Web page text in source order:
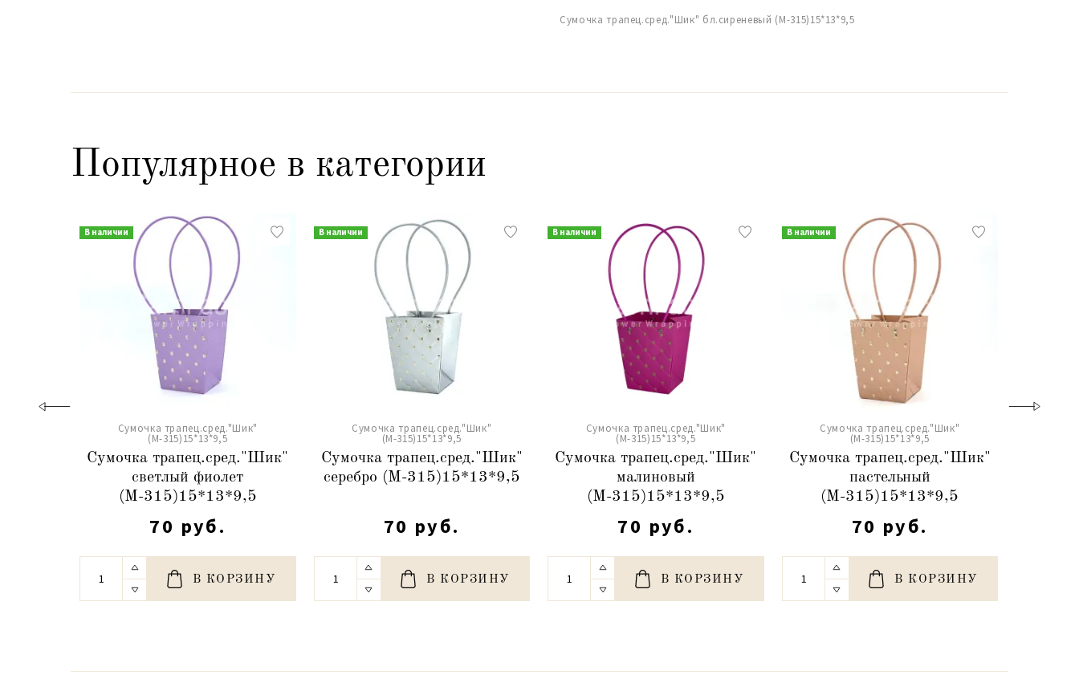
Сумочка трапец.сред."Шик" бл.сиреневый (М-315)15*13*9,5
Популярное в категории
В наличии
Сумочка трапец.сред."Шик"
(М-315)15*13*9,5
Сумочка трапец.сред."Шик"
светлый фиолет
(М-315)15*13*9,5
70 руб.
В КОРЗИНУ
В наличии
Сумочка трапец.сред."Шик"
(М-315)15*13*9,5
Сумочка трапец.сред."Шик"
серебро (М-315)15*13*9,5
70 руб.
В КОРЗИНУ
В наличии
Сумочка трапец.сред."Шик"
(М-315)15*13*9,5
Сумочка трапец.сред."Шик"
малиновый
(М-315)15*13*9,5
70 руб.
В КОРЗИНУ
В наличии
Сумочка трапец.сред."Шик"
(М-315)15*13*9,5
Сумочка трапец.сред."Шик"
пастельный
(М-315)15*13*9,5
70 руб.
В КОРЗИНУ